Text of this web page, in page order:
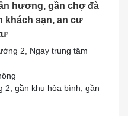
hương, gần chợ đà
khách sạn, an cư
2, Ngay trung tâm
2, gần khu hòa bình, gần